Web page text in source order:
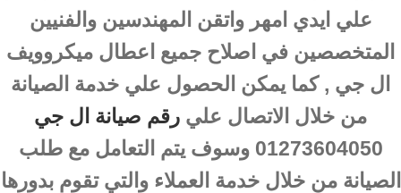
علي ايدي امهر واتقن المهندسين والفنيين
المتخصصين في اصلاح جميع اعطال ميكروويف
ال جي , كما يمكن الحصول علي خدمة الصيانة
من خلال الاتصال علي رقم صيانة ال جي
01273604050 وسوف يتم التعامل مع طلب
الصيانة من خلال خدمة العملاء والتي تقوم بدورها